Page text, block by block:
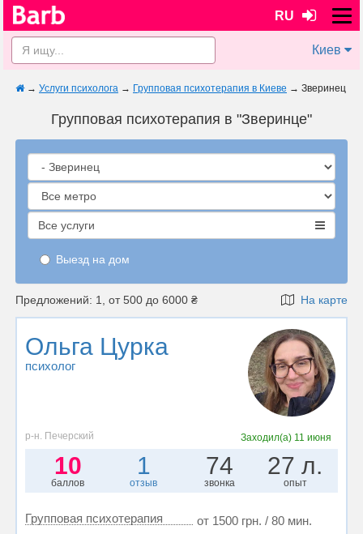
RU
Киев
→ Услуги психолога → Групповая психотерапия в Киеве → Зверинец
Групповая психотерапия в "Зверинце"
Все услуги
Выезд на дом
Предложений: 1, от 500 до 6000 ₴ На карте
Ольга Цурка
психолог
р-н. Печерский Заходил(а) 11 июня
10
баллов
1
отзыв
74
звонка
27 л.
опыт
Групповая психотерапия от 1500 грн. / 80 мин.